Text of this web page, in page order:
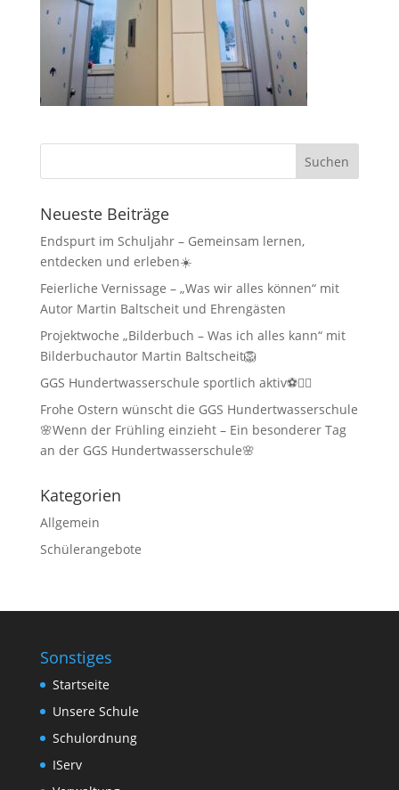
Neueste Beiträge
Endspurt im Schuljahr – Gemeinsam lernen,
entdecken und erleben☀️
Feierliche Vernissage – „Was wir alles können“ mit
Autor Martin Baltscheit und Ehrengästen
Projektwoche „Bilderbuch – Was ich alles kann“ mit
Bilderbuchautor Martin Baltscheit🦁
GGS Hundertwasserschule sportlich aktiv⚽🏃‍♂️
Frohe Ostern wünscht die GGS Hundertwasserschule
🌸Wenn der Frühling einzieht – Ein besonderer Tag
an der GGS Hundertwasserschule🌸
Kategorien
Allgemein
Schülerangebote
Sonstiges
Startseite
Unsere Schule
Schulordnung
IServ